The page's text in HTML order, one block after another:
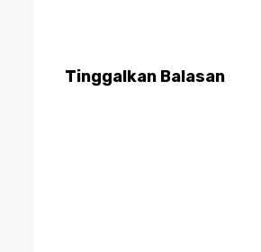
Tinggalkan Balasan